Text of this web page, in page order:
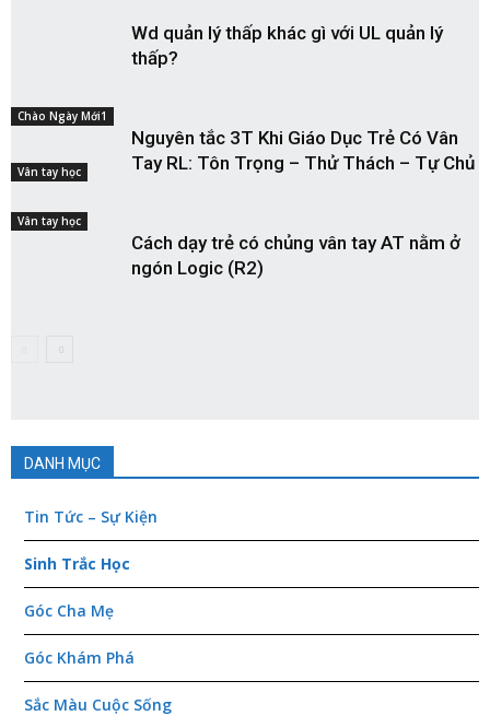
Vân tay học
Wd quản lý thấp khác gì với UL quản lý
thấp?
Chào Ngày Mới1
Nguyên tắc 3T Khi Giáo Dục Trẻ Có Vân
Tay RL: Tôn Trọng – Thử Thách – Tự Chủ
Vân tay học
Cách dạy trẻ có chủng vân tay AT nằm ở
ngón Logic (R2)
DANH MỤC
Tin Tức – Sự Kiện
Sinh Trắc Học
Góc Cha Mẹ
Góc Khám Phá
Sắc Màu Cuộc Sống